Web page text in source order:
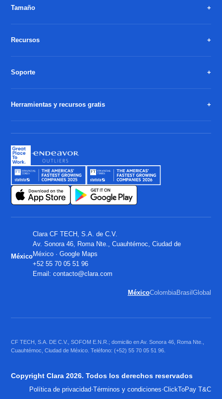
Tamaño
Recursos
Soporte
Herramientas y recursos gratis
México
Clara CF TECH, S.A. de C.V.
Av. Sonora 46, Roma Nte., Cuauhtémoc, Ciudad de
México ·Google Maps
+52 55 70 05 51 96
Email:contacto@clara.com
MéxicoColombiaBrasil Global
CF TECH, S.A. DE C.V., SOFOM E.N.R.; domicilio en Av. Sonora 46, Roma Nte.,
Cuauhtémoc, Ciudad de México. Teléfono: (+52) 55 70 05 51 96.
Copyright Clara 2026. Todos los derechos reservados
Política de privacidad·Términos y condiciones·ClickToPay T&C